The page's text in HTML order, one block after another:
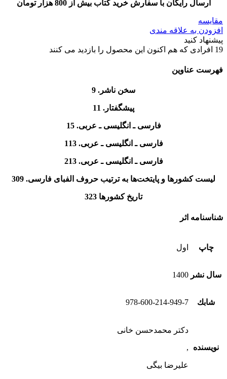
ارسال رایگان با سفارش خرید کتاب بیش از 800 هزار تومان
مقایسه
افزودن به علاقه مندی
پیشنهاد کنید
19 افرادی که هم اکنون این محصول را بازدید می کنند
فهرست عناوین
سخن ناشر. 9
پيشگفتار. 11
فارسی ـ انگلیسی ـ عربی. 15
فارسی ـ انگليسی ـ عربی. 113
فارسی ـ انگليسی ـ عربی. 213
لیست کشورها و پایتخت‌ها به ترتیب حروف الفبای فارسی. 309
تاریخ کشورها 323
شناسنامه اثر
چاپ اول
سال نشر 1400
شابك 978-600-214-949-7
نویسنده
دکتر محمدحسن خانی
,
علیرضا بیگی